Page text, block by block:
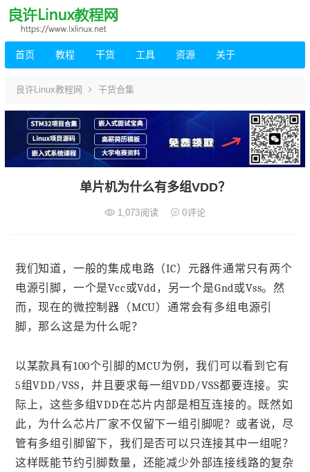
首页 教程 干货 工具 资源 关于
良许Linux教程网 干货合集
单片机为什么有多组VDD？
1,073阅读 0评论
我们知道，一般的集成电路（IC）元器件通常只有两个
电源引脚，一个是Vcc或Vdd，另一个是Gnd或Vss。然
而，现在的微控制器（MCU）通常会有多组电源引
脚，那么这是为什么呢？
以某款具有100个引脚的MCU为例，我们可以看到它有
5组VDD/VSS，并且要求每一组VDD/VSS都要连接。实
际上，这些多组VDD在芯片内部是相互连接的。既然如
此，为什么芯片厂家不仅留下一组引脚呢？或者说，尽
管有多组引脚留下，我们是否可以只连接其中一组呢？
这样既能节约引脚数量，还能减少外部连接线路的复杂